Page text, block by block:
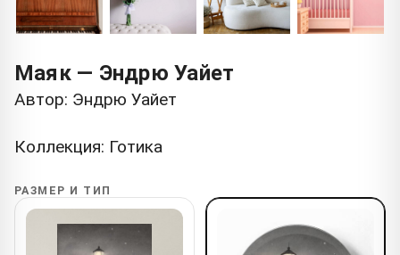
Маяк — Эндрю Уайет
Автор: Эндрю Уайет
Коллекция: Готика
РАЗМЕР И ТИП